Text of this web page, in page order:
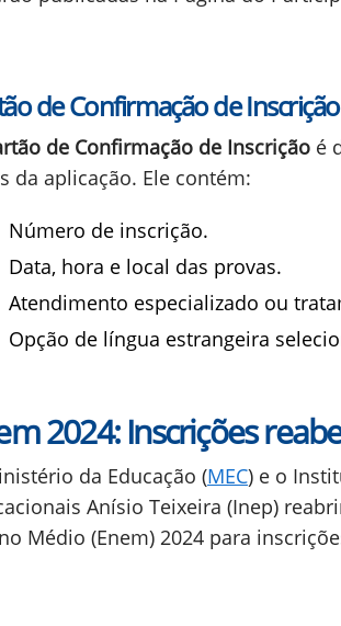
certifique-se de que o
de pagamento deve estar
verifique se essa condição está
corretos e o pagamento foi
de inscrição. Ele
dia da prova.
publicadas na Página do
de Confirmação de Inscrição